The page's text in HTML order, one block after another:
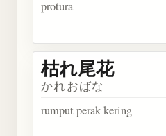
protura
枯れ尾花
かれおばな
rumput perak kering